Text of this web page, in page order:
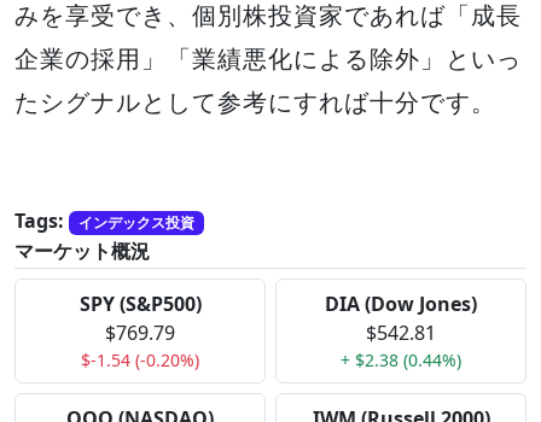
みを享受でき、個別株投資家であれば「成長
企業の採用」「業績悪化による除外」といっ
たシグナルとして参考にすれば十分です。
Tags: インデックス投資
マーケット概況
SPY (S&P500)
$769.79
$-1.54 (-0.20%)
DIA (Dow Jones)
$542.81
+ $2.38 (0.44%)